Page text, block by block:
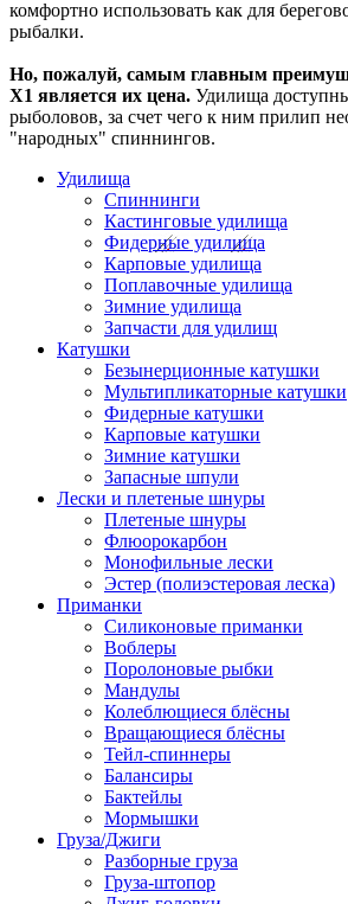
комфортно использовать как для
рыбалки.
Но, пожалуй, самым главным
X1 является их цена. Удилища
рыболовов, за счет чего к ним прилип
"народных" спиннингов.
Удилища
Спиннинги
Кастинговые удилища
Фидерные удилища
Карповые удилища
Поплавочные удилища
Зимние удилища
Запчасти для удилищ
Катушки
Безынерционные катушки
Мультипликаторные катушки
Фидерные катушки
Карповые катушки
Зимние катушки
Запасные шпули
Лески и плетеные шнуры
Плетеные шнуры
Флюорокарбон
Монофильные лески
Эстер (полиэстеровая леска)
Приманки
Силиконовые приманки
Воблеры
Поролоновые рыбки
Мандулы
Колеблющиеся блёсны
Вращающиеся блёсны
Тейл-спиннеры
Балансиры
Бактейлы
Мормышки
Груза/Джиги
Разборные груза
Груза-штопор